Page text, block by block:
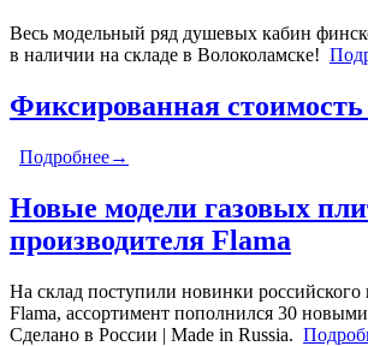
Весь модельный ряд душевых кабин
в наличии на складе в Волоколамске!
Фиксированная стоимость
Подробнее→
Новые модели газовых
производителя Flama
На склад поступили новинки российского
Flama, ассортимент пополнился 30
Сделано в России | Made in Russia.